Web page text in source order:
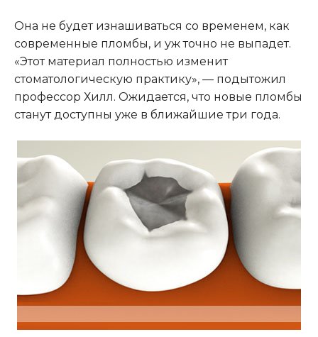
Она не будет изнашиваться со временем, как
современные пломбы, и уж точно не выпадет.
«Этот материал полностью изменит
стоматологическую практику», — подытожил
профессор Хилл. Ожидается, что новые пломбы
станут доступны уже в ближайшие три года.